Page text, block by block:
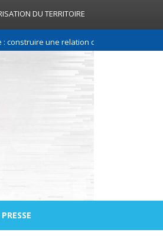
DU TERRITOIRE
une relation de confiance entre les